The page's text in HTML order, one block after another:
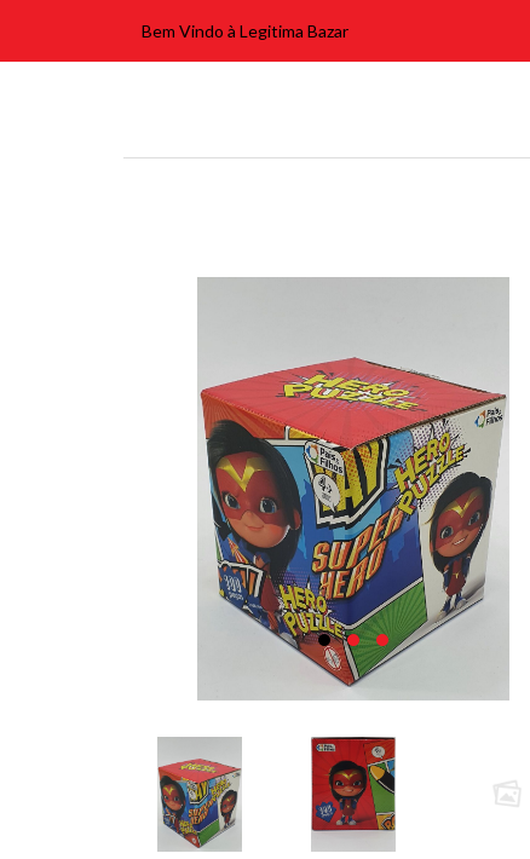
Bem Vindo à Legitima Bazar